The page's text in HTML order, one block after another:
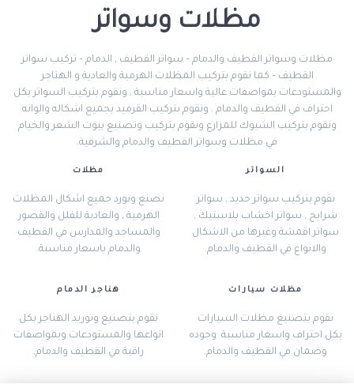
مظلات وسواتر
مظلات وسواتر القطيف والدمام – سواتر القطيف , الدمام – تركيب سواتر
القطيف – كما نقوم بتركيب المظلات الهرمية والعادية و الهناجر
والمستودعات بمواصفات عالية واسعار مناسبة , ونقوم بتركيب السواتر بكل
احتراف في القطيف والدمام . ونقوم بتركيب القرميد بجميع اشكاله والوانه
ونقوم بتركيب الشبوك للمزارع ونقوم بتركيب وتصنيع بيوت الشعر والخيام
في مظلات وسواتر القطيف والدمام والشرقية.
السواتر
نقوم بتركيب سواتر حديد , سواتر
شرايح , سواتر اخشاب بلاستيك ,
سواتر اقمشة وغيرها من الاشكال
والانواع في القطيف والدمام.
مظلات
نصنع ونورد جميع اشكال المظلات
الهرمية , والعادية للفلل والقصور
والمساجد والمدارس في القطيف
والدمام باسعار مناسبة.
مظلات سيارات
نقوم بتصنيع مظلات السيارات
بكل احتراف واسعار مناسبة وجوده
وضمان في القطيف والدمام.
هناجر الدمام
نقوم بتصنيع وتوريد الهناجر بكل
انواعها والمستودعات وبمواصفات
راقية في القطيف والدمام,